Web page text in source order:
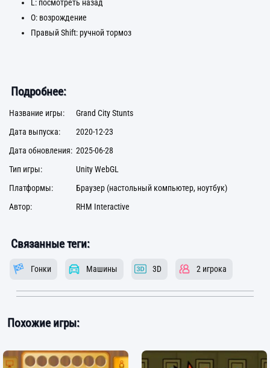
L: посмотреть назад
O: возрождение
Правый Shift: ручной тормоз
Подробнее:
Название игры:
Grand City Stunts
Дата выпуска:
2020-12-23
Дата обновления: 2025-06-28
Тип игры:
Unity WebGL
Платформы:
Браузер (настольный компьютер, ноутбук)
Автор:
RHM Interactive
Связанные теги:
Гонки Машины 3D 2 игрока
Похожие игры: